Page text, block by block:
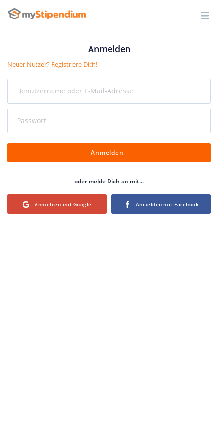
Anmelden
Neuer Nutzer? Registriere Dich!
Benutzername oder E-Mail-Adresse
Passwort
Anmelden
oder melde Dich an mit...
Login with Google Login with Facebook